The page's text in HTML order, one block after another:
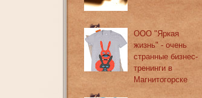
ООО "Яркая
жизнь" - очень
странные бизнес-
тренинги в
Магнитогорске